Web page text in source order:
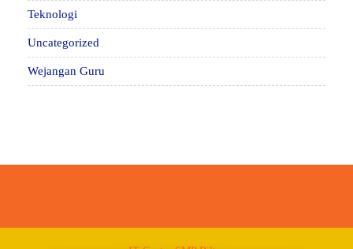
Teknologi
Uncategorized
Wejangan Guru